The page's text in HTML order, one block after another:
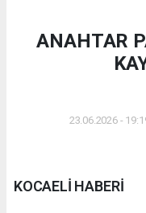
ANAHTAR
23.06.2026 -
KOCAELİ HABERİ